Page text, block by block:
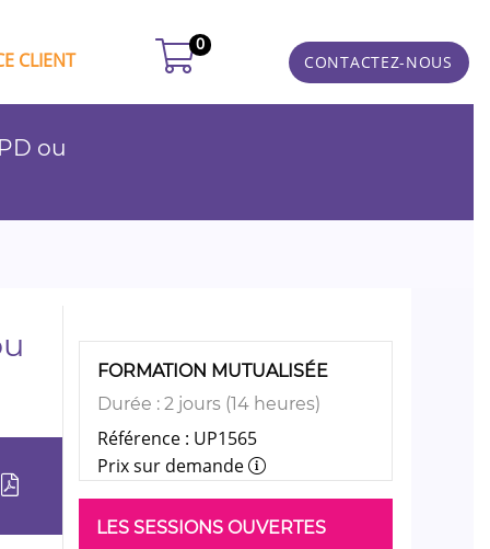
CLIENT
0
CONTACTEZ-NOUS
ou
FORMATION MUTUALISÉE
Durée : 2 jours (14 heures)
Référence : UP1565
Prix sur demande
LES SESSIONS OUVERTES